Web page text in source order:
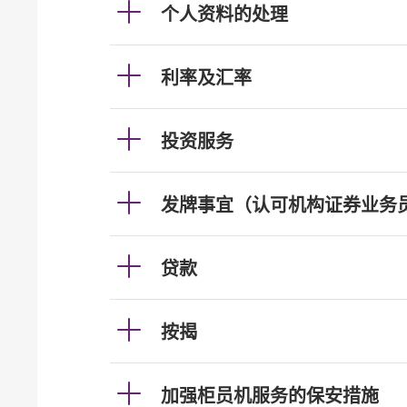
个人资料的处理
利率及汇率
投资服务
发牌事宜（认可机构证券业务
贷款
按揭
加强柜员机服务的保安措施